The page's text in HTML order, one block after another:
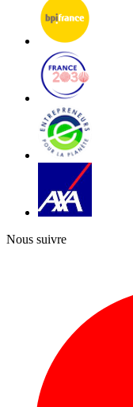
Nous suivre